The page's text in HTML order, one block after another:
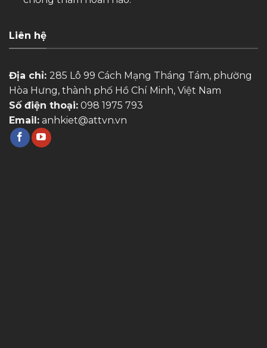
Liên hệ
Địa chỉ: 285 Lô 99 Cách Mạng Tháng Tám, phường
Hòa Hưng, thành phố Hồ Chí Minh, Việt Nam
Số điện thoại: 098 1975 793
Email: anhkiet@attvn.vn